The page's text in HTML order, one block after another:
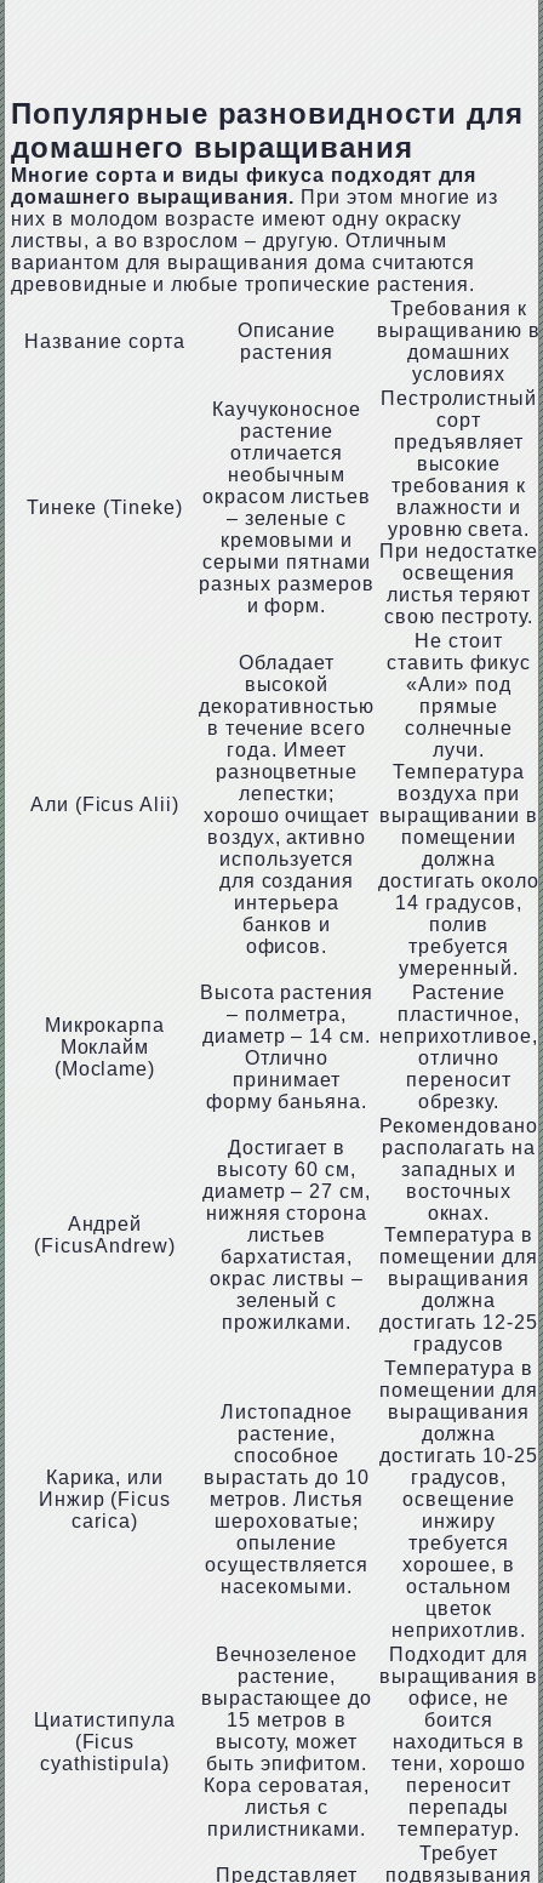
Популярные разновидности для
домашнего выращивания
Многие сорта и виды фикуса подходят для
домашнего выращивания. При этом многие из
них в молодом возрасте имеют одну окраску
листвы, а во взрослом – другую. Отличным
вариантом для выращивания дома считаются
древовидные и любые тропические растения.
Название сорта
Описание
растения
Требования к
выращиванию в
домашних
условиях
Тинеке (Tineke)
Каучуконосное
растение
отличается
необычным
окрасом листьев
– зеленые с
кремовыми и
серыми пятнами
разных размеров
и форм.
Пестролистный
сорт
предъявляет
высокие
требования к
влажности и
уровню света.
При недостатке
освещения
листья теряют
свою пестроту.
Али (Ficus Alii)
Обладает
высокой
декоративностью
в течение всего
года. Имеет
разноцветные
лепестки;
хорошо очищает
воздух, активно
используется
для создания
интерьера
банков и
офисов.
Не стоит
ставить фикус
«Али» под
прямые
солнечные
лучи.
Температура
воздуха при
выращивании в
помещении
должна
достигать около
14 градусов,
полив
требуется
умеренный.
Микрокарпа
Моклайм
(Moclame)
Высота растения
– полметра,
диаметр – 14 см.
Отлично
принимает
форму баньяна.
Растение
пластичное,
неприхотливое,
отлично
переносит
обрезку.
Андрей
(FicusAndrew)
Достигает в
высоту 60 см,
диаметр – 27 см,
нижняя сторона
листьев
бархатистая,
окрас листвы –
зеленый с
прожилками.
Рекомендовано
располагать на
западных и
восточных
окнах.
Температура в
помещении для
выращивания
должна
достигать 12-25
градусов
Карика, или
Инжир (Ficus
carica)
Листопадное
растение,
способное
вырастать до 10
метров. Листья
шероховатые;
опыление
осуществляется
насекомыми.
Температура в
помещении для
выращивания
должна
достигать 10-25
градусов,
освещение
инжиру
требуется
хорошее, в
остальном
цветок
неприхотлив.
Циатистипула
(Ficus
cyathistipula)
Вечнозеленое
растение,
вырастающее до
15 метров в
высоту, может
быть эпифитом.
Кора сероватая,
листья с
прилистниками.
Подходит для
выращивания в
офисе, не
боится
находиться в
тени, хорошо
переносит
перепады
температур.
Представляет
Требует
подвязывания